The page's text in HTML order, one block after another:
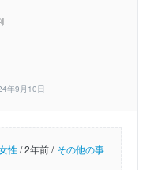
年9月10日
性/2年前 / その他の事